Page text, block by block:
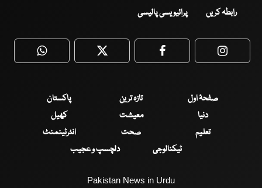
رابطہ کریں پرائیویسی پالیسی
WhatsApp Twitter Facebook
صفحۂ اول تازہ ترین
پاکستان
دنیا
معیشت
کھیل
تعلیم
صحت
انٹرٹینمنٹ
ٹیکنالوجی
دلچسپ و عجیب
Pakistan News in Urdu